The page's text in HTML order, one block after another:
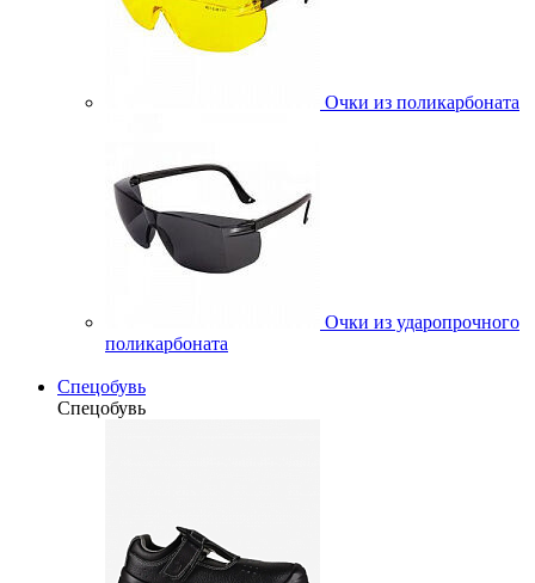
Очки из поликарбоната
Очки из ударопрочного
поликарбоната
Спецобувь
Спецобувь